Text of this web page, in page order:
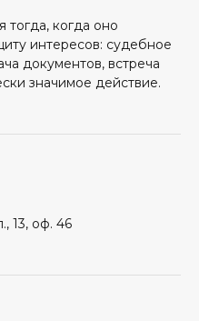
тогда, когда оно
интересов: судебное
документов, встреча
значимое действие.
13, оф. 46